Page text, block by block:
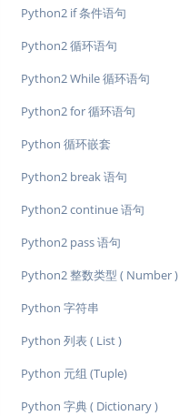
Python2 if 条件语句
Python2 循环语句
Python2 While 循环语句
Python2 for 循环语句
Python 循环嵌套
Python2 break 语句
Python2 continue 语句
Python2 pass 语句
Python2 整数类型 ( Number )
Python 字符串
Python 列表 ( List )
Python 元组 (Tuple)
Python 字典 ( Dictionary )